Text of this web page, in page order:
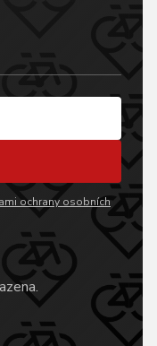
ochrany osobních